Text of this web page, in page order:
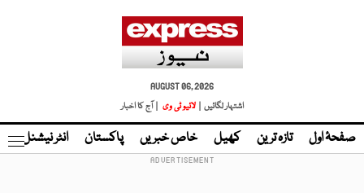
AUGUST 06, 2026
اشتہار لگائیں |
لائیو ٹی وی | آج کا اخبار
صفحۂ اول تازہ ترین کھیل خاص خبریں پاکستان انٹر نیشنل